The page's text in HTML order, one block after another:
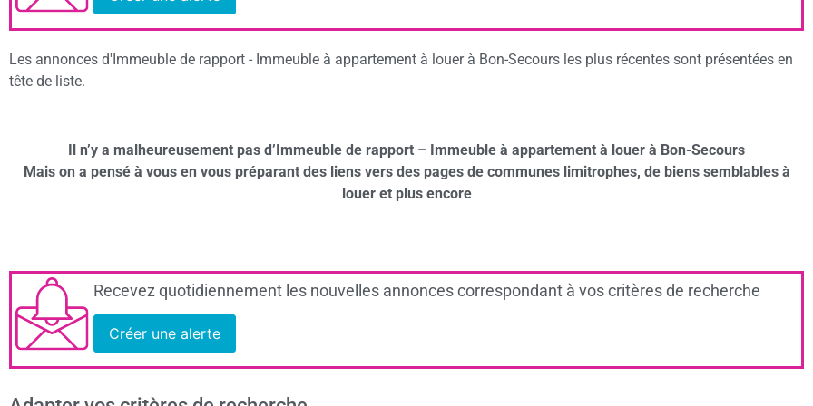
Les annonces d'Immeuble de rapport - Immeuble à appartement à louer à Bon-Secours les plus récentes sont présentées en
tête de liste.
Il n’y a malheureusement pas d’Immeuble de rapport – Immeuble à appartement à louer à Bon-Secours
Mais on a pensé à vous en vous préparant des liens vers des pages de communes limitrophes, de biens semblables à
louer et plus encore
Recevez quotidiennement les nouvelles annonces correspondant à vos critères de recherche
Créer une alerte